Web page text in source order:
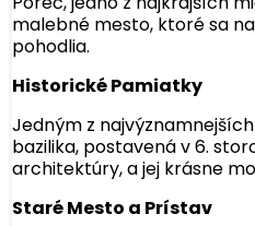
malebné mesto, ktoré sa
pohodlia.
Historické Pamiatky
Jedným z
bazilika, postavená v 6.
architektúry, a jej krásne
Staré Mesto a Prístav